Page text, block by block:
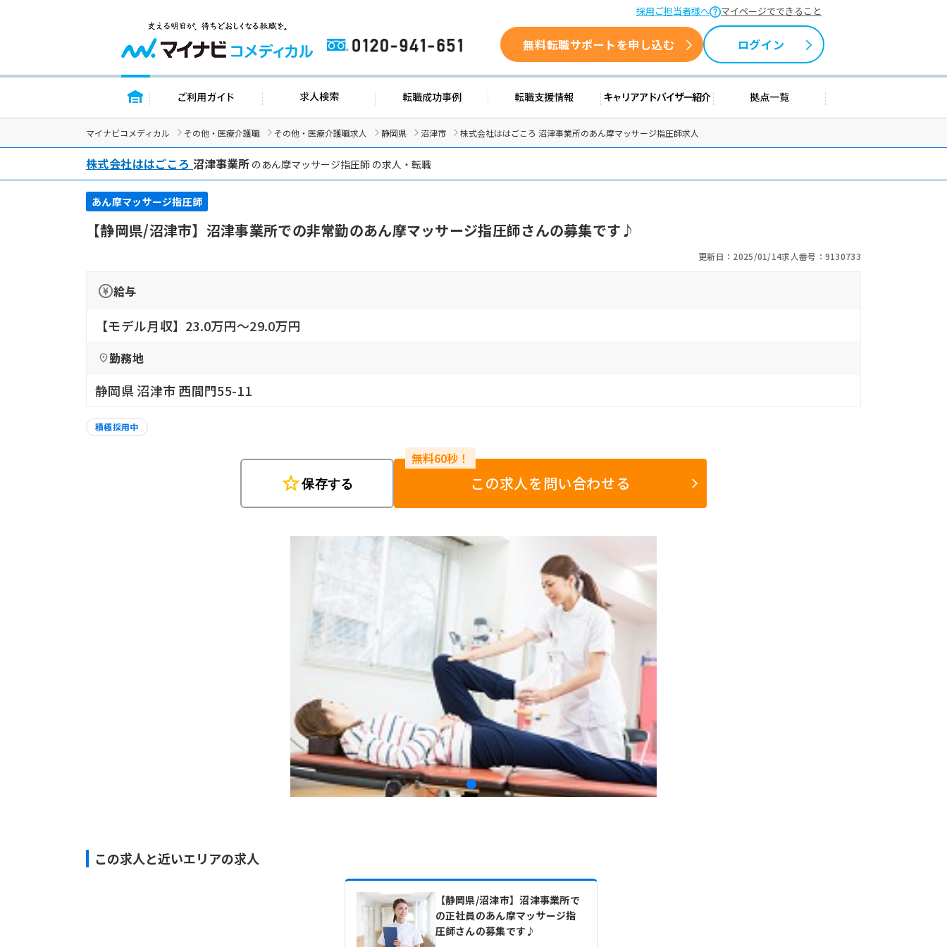
採用ご担当者様へ マイページでできること
0120-941-651 無料転職サポートを申し込む ログイン
トップページ ご利用ガイド 求人検索 転職成功事例 転職支援情報 キャリアアドバイザー紹介 拠点一覧
マイナビコメディカル その他・医療介護職 その他・医療介護職求人 静岡県 沼津市 株式会社ははごころ 沼津事業所のあん摩マッサージ指圧師求人
株式会社ははごころ 沼津事業所 のあん摩マッサージ指圧師 の求人・転職
あん摩マッサージ指圧師
【静岡県/沼津市】沼津事業所での非常勤のあん摩マッサージ指圧師さんの募集です♪
更新日：2025/01/14求人番号：9130733
給与
【モデル月収】23.0万円〜29.0万円
勤務地
静岡県 沼津市 西間門55-11
積極採用中
star保存する この求人を問い合わせる
この求人と近いエリアの求人
【静岡県/沼津市】沼津事業所で
の正社員のあん摩マッサージ指
圧師さんの募集です♪